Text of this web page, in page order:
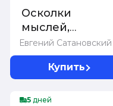
Евгений Сатановский
Осколки
мыслей,
записанные в
последнюю
треть года
Земляной
Купить
-20%
5 дней